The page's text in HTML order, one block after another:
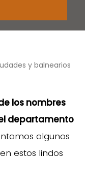
y balnearios
los nombres
departamento
algunos
estos lindos